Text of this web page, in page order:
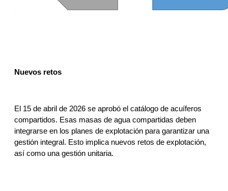
Nuevos retos
El 15 de abril de 2026 se aprobó el catálogo de acuíferos
compartidos. Esas masas de agua compartidas deben
integrarse en los planes de explotación para garantizar una
gestión integral. Esto implica nuevos retos de explotación,
así como una gestión unitaria.